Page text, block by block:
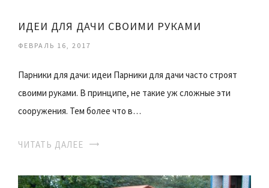
ИДЕИ ДЛЯ ДАЧИ СВОИМИ РУКАМИ
ФЕВРАЛЬ 16, 2017
Парники для дачи: идеи Парники для дачи часто строят
своими руками. В принципе, не такие уж сложные эти
сооружения. Тем более что в…
ЧИТАТЬ ДАЛЕЕ